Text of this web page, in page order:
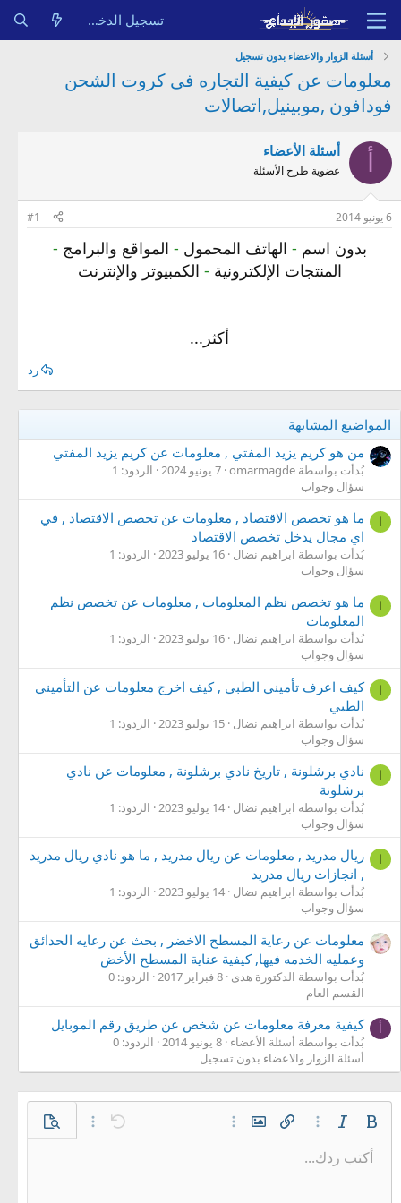
تسجيل الدخول
أسئلة الزوار والاعضاء بدون تسجيل
معلومات عن كيفية التجاره فى كروت الشحن
فودافون ,موبينيل,اتصالات
أسئلة الأعضاء
عضوية طرح الأسئلة
6 يونيو 2014 #1
بدون اسم - الهاتف المحمول - المواقع والبرامج -
المنتجات الإلكترونية - الكمبيوتر والإنترنت
أكثر...
رد
المواضيع المشابهة
من هو كريم يزيد المفتي , معلومات عن كريم يزيد المفتي
بُدأت بواسطة omarmagde 7 يونيو 2024
الردود: 1
سؤال وجواب
ا
ما هو تخصص الاقتصاد , معلومات عن تخصص الاقتصاد , في
اي مجال يدخل تخصص الاقتصاد
بُدأت بواسطة ابراهيم نضال 16 يوليو 2023
الردود: 1
سؤال وجواب
ا
ما هو تخصص نظم المعلومات , معلومات عن تخصص نظم
المعلومات
بُدأت بواسطة ابراهيم نضال 16 يوليو 2023
الردود: 1
سؤال وجواب
ا
كيف اعرف تأميني الطبي , كيف اخرج معلومات عن التأميني
الطبي
بُدأت بواسطة ابراهيم نضال 15 يوليو 2023
الردود: 1
سؤال وجواب
ا
نادي برشلونة , تاريخ نادي برشلونة , معلومات عن نادي
برشلونة
بُدأت بواسطة ابراهيم نضال 14 يوليو 2023
الردود: 1
سؤال وجواب
ا
ريال مدريد , معلومات عن ريال مدريد , ما هو نادي ريال مدريد
, انجازات ريال مدريد
بُدأت بواسطة ابراهيم نضال 14 يوليو 2023
الردود: 1
سؤال وجواب
معلومات عن رعاية المسطح الاخضر , بحث عن رعايه الحدائق
وعمليه الخدمه فيها, كيفية عناية المسطح الأخض
بُدأت بواسطة الدكتورة هدى 8 فبراير 2017
الردود: 0
القسم العام
كيفية معرفة معلومات عن شخص عن طريق رقم الموبايل
بُدأت بواسطة أسئلة الأعضاء 8 يونيو 2014
الردود: 0
أسئلة الزوار والاعضاء بدون تسجيل
غامق مائل خيارات إضافية…
إدراج رابطإدراج صورةخيارات إضافية… تراجع خيارات إضافية…
معاينة
حجم الخط
9
لون النصعائلة الخط الإبتسامات
إقتباسميديا إعادة تبديل الـ BB codeإزالة التنسيقأكتب ردك...